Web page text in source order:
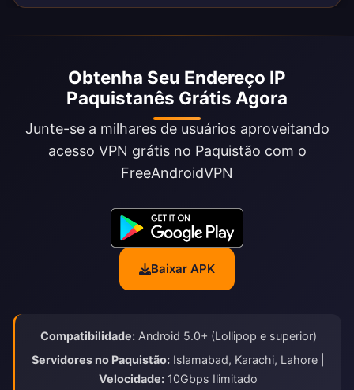
Obtenha Seu Endereço IP
Paquistanês Grátis Agora
Junte-se a milhares de usuários aproveitando
acesso VPN grátis no Paquistão com o
FreeAndroidVPN
Baixar APK
Compatibilidade:Android 5.0+ (Lollipop e superior)
Servidores no Paquistão: Islamabad, Karachi, Lahore |
Velocidade: 10Gbps Ilimitado